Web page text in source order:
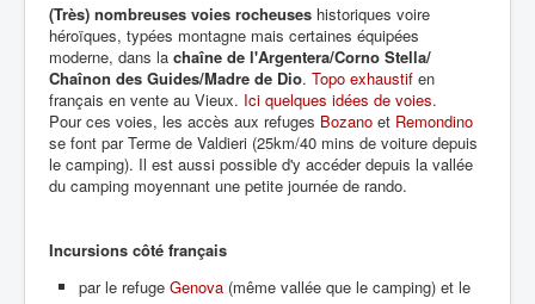
(Très) nombreuses voies rocheuses historiques voire
héroïques, typées montagne mais certaines équipées
moderne, dans la chaîne de l'Argentera/Corno Stella/
Chaînon des Guides/Madre de Dio. Topo exhaustif en
français en vente au Vieux. Ici quelques idées de voies.
Pour ces voies, les accès aux refuges Bozano et Remondino
se font par Terme de Valdieri (25km/40 mins de voiture depuis
le camping). Il est aussi possible d'y accéder depuis la vallée
du camping moyennant une petite journée de rando.
Incursions côté français
par le refuge Genova (même vallée que le camping) et le